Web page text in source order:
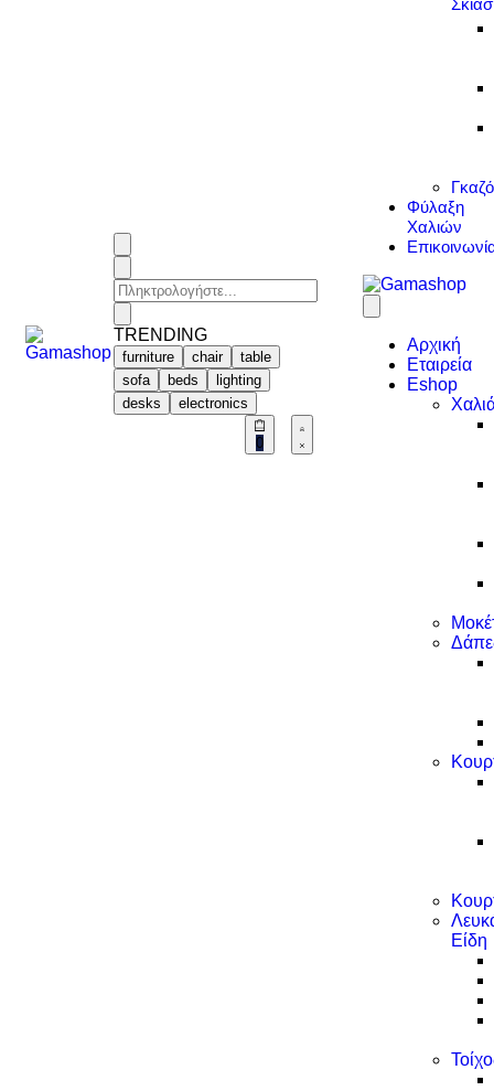
TRENDING
furniture chair
table
sofa
beds
lighting
desks
electronics
0
Φύλαξη
Χαλιών
Αρχική
Εταιρεία
Eshop
Είδη